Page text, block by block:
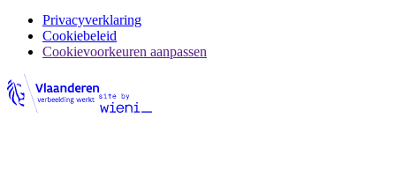
Privacyverklaring
Cookiebeleid
Cookievoorkeuren aanpassen